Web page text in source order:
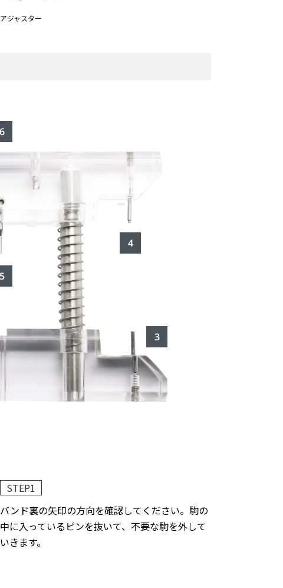
アジャスター
STEP1
バンド裏の矢印の方向を確認してください。駒の
中に入っているピンを抜いて、不要な駒を外して
いきます。